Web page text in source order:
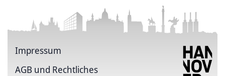
Impressum
AGB und Rechtliches